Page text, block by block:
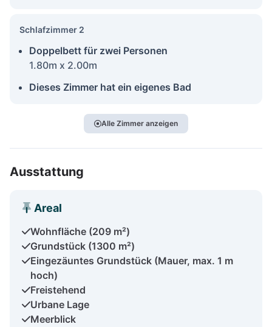
Schlafzimmer 2
Doppelbett für zwei Personen
1.80m x 2.00m
Dieses Zimmer hat ein eigenes Bad
Alle Zimmer anzeigen
Ausstattung
Areal
Wohnfläche (209 m²)
Grundstück (1300 m²)
Eingezäuntes Grundstück (Mauer, max. 1 m
hoch)
Freistehend
Urbane Lage
Meerblick